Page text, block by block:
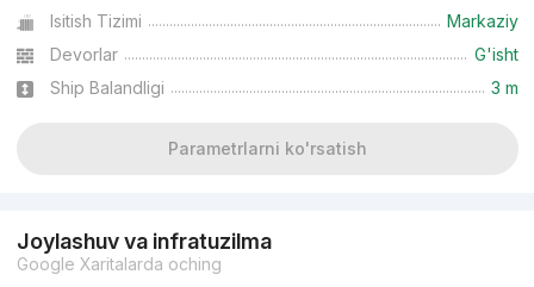
Isitish Tizimi
Markaziy
Devorlar
G'isht
Ship Balandligi
3 m
Parametrlarni ko'rsatish
Joylashuv va infratuzilma
Google Xaritalarda oching